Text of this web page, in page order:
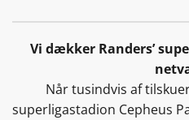
Vi dækker Randers’
Når tusindvis af
superligastadion Cepheus